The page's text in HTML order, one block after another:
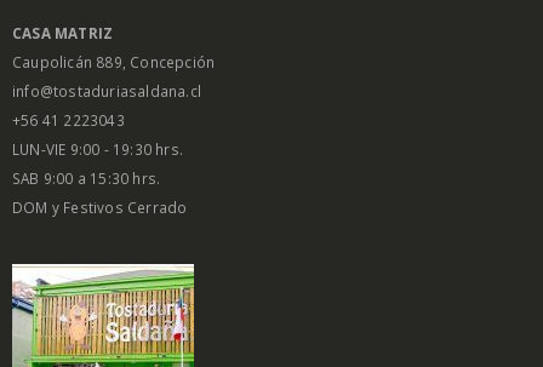
CASA MATRIZ
Caupolicán 889, Concepción
info@tostaduriasaldana.cl
+56 41 2223043
LUN-VIE 9:00 - 19:30 hrs.
SAB 9:00 a 15:30 hrs.
DOM y Festivos Cerrado